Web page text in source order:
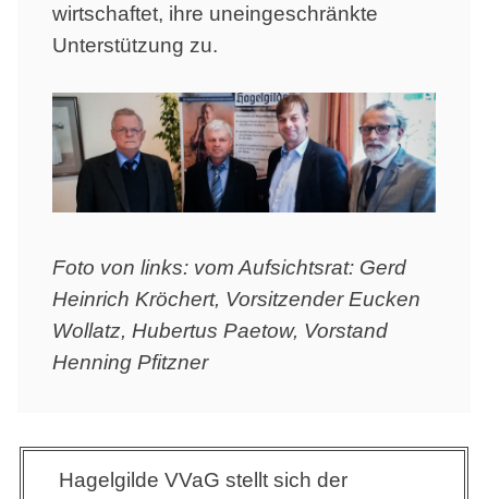
wirtschaftet, ihre uneingeschränkte
Unterstützung zu.
Foto von links: vom Aufsichtsrat: Gerd
Heinrich Kröchert, Vorsitzender Eucken
Wollatz, Hubertus Paetow, Vorstand
Henning Pfitzner
Beitragsnavigation
Hagelgilde VVaG stellt sich der